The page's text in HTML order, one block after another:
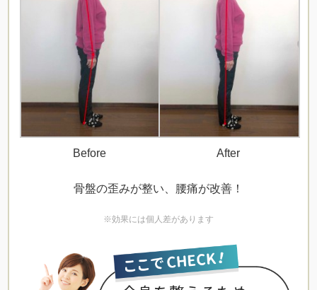
Before After
骨盤の歪みが整い、腰痛が改善！
※効果には個人差があります